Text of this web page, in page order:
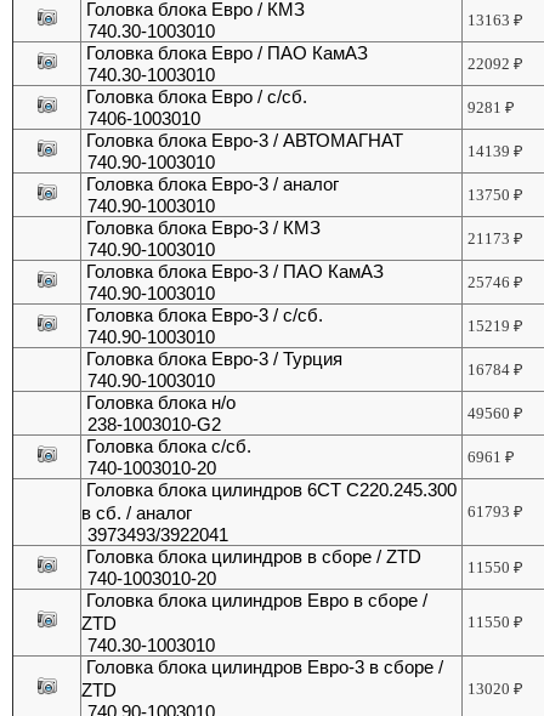
Головка блока Евро / КМЗ
740.30-1003010
13163₽
Головка блока Евро / ПАО КамАЗ
740.30-1003010
22092₽
Головка блока Евро / с/сб.
7406-1003010
9281₽
Головка блока Евро-3 / АВТОМАГНАТ
740.90-1003010
14139₽
Головка блока Евро-3 / аналог
740.90-1003010
13750₽
Головка блока Евро-3 / КМЗ
740.90-1003010
21173₽
Головка блока Евро-3 / ПАО КамАЗ
740.90-1003010
25746₽
Головка блока Евро-3 / с/сб.
740.90-1003010
15219₽
Головка блока Евро-3 / Турция
740.90-1003010
16784₽
Головка блока н/о
238-1003010-G2
49560₽
Головка блока с/сб.
740-1003010-20
6961₽
Головка блока цилиндров 6CT C220.245.300
в сб. / аналог
3973493/3922041
61793₽
Головка блока цилиндров в сборе / ZTD
740-1003010-20
11550₽
Головка блока цилиндров Евро в сборе /
ZTD
740.30-1003010
11550₽
Головка блока цилиндров Евро-3 в сборе /
ZTD
13020₽